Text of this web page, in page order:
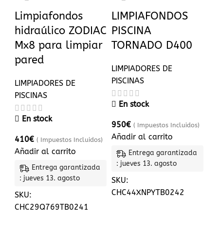
Limpiafondos
hidraúlico ZODIAC
Mx8 para limpiar
pared
LIMPIADORES DE
PISCINAS
En stock
410€ ( Impuestos Incluidos)
Añadir al carrito
Entrega garantizada
: jueves 13. agosto
SKU:
CHC29Q769TB0241
LIMPIAFONDOS
PISCINA
TORNADO D400
LIMPIADORES DE
PISCINAS
En stock
950€ ( Impuestos Incluidos)
Añadir al carrito
Entrega garantizada
: jueves 13. agosto
SKU:
CHC44XNPYTB0242